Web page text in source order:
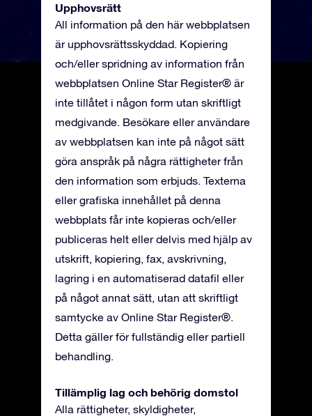
Upphovsrätt
All information på den här webbplatsen
är upphovsrättsskyddad. Kopiering
och/eller spridning av information från
webbplatsen Online Star Register® är
inte tillåtet i någon form utan skriftligt
medgivande. Besökare eller användare
av webbplatsen kan inte på något sätt
göra anspråk på några rättigheter från
den information som erbjuds. Texterna
eller grafiska innehållet på denna
webbplats får inte kopieras och/eller
publiceras helt eller delvis med hjälp av
utskrift, kopiering, fax, avskrivning,
lagring i en automatiserad datafil eller
på något annat sätt, utan att skriftligt
samtycke av Online Star Register®.
Detta gäller för fullständig eller partiell
behandling.
Tillämplig lag och behörig domstol
Alla rättigheter, skyldigheter,